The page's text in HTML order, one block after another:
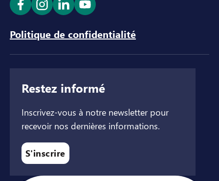
Ouvrir le lien dans un nouvel onglet
Ouvrir le lien dans un nouvel onglet
Ouvrir le lien dans un nouvel
Ouvrir le lien dans un
Politique de confidentialité
Restez informé
Inscrivez-vous à notre newsletter pour
recevoir nos dernières informations.
S'inscrire